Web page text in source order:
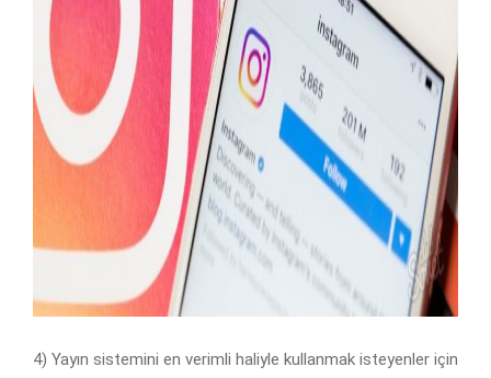
4) Yayın sistemini en verimli haliyle kullanmak isteyenler için